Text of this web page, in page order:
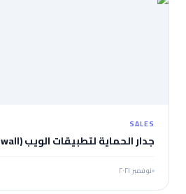
SALES
جدار الحماية لتطبيقات الويب (Application Firewall)
نوفمبر ٢٠٢١